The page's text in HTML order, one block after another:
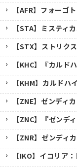
【AFR】フォーゴ
【STA】ミスティ
【STX】ストリク
【KHC】『カルド
【KHM】カルドハ
【ZNE】ゼンディ
【ZNC】『ゼンデ
【ZNR】ゼンディ
【IKO】イコリア